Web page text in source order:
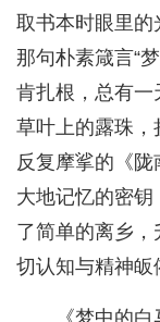
取书本时眼里
那句朴素箴言“
肯扎根，总有
草叶上的露珠，
反复摩挲的《
大地记忆的密钥
了简单的离乡
切认知与精神皈
《梦中的